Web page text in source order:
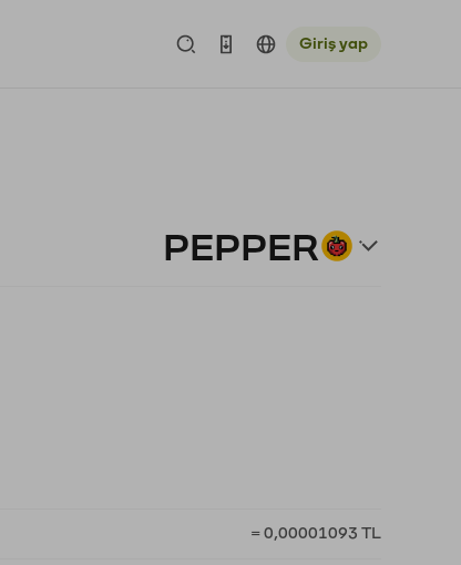
Giriş yap
PEPPER
= 0,00001093 TL